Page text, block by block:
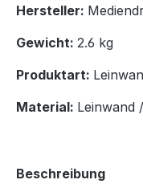
Hersteller:
Gewicht: 2.6 kg
Produktart:
Material: Leinwand
Beschreibung